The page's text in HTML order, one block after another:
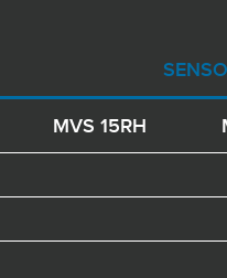
MVS 15RH